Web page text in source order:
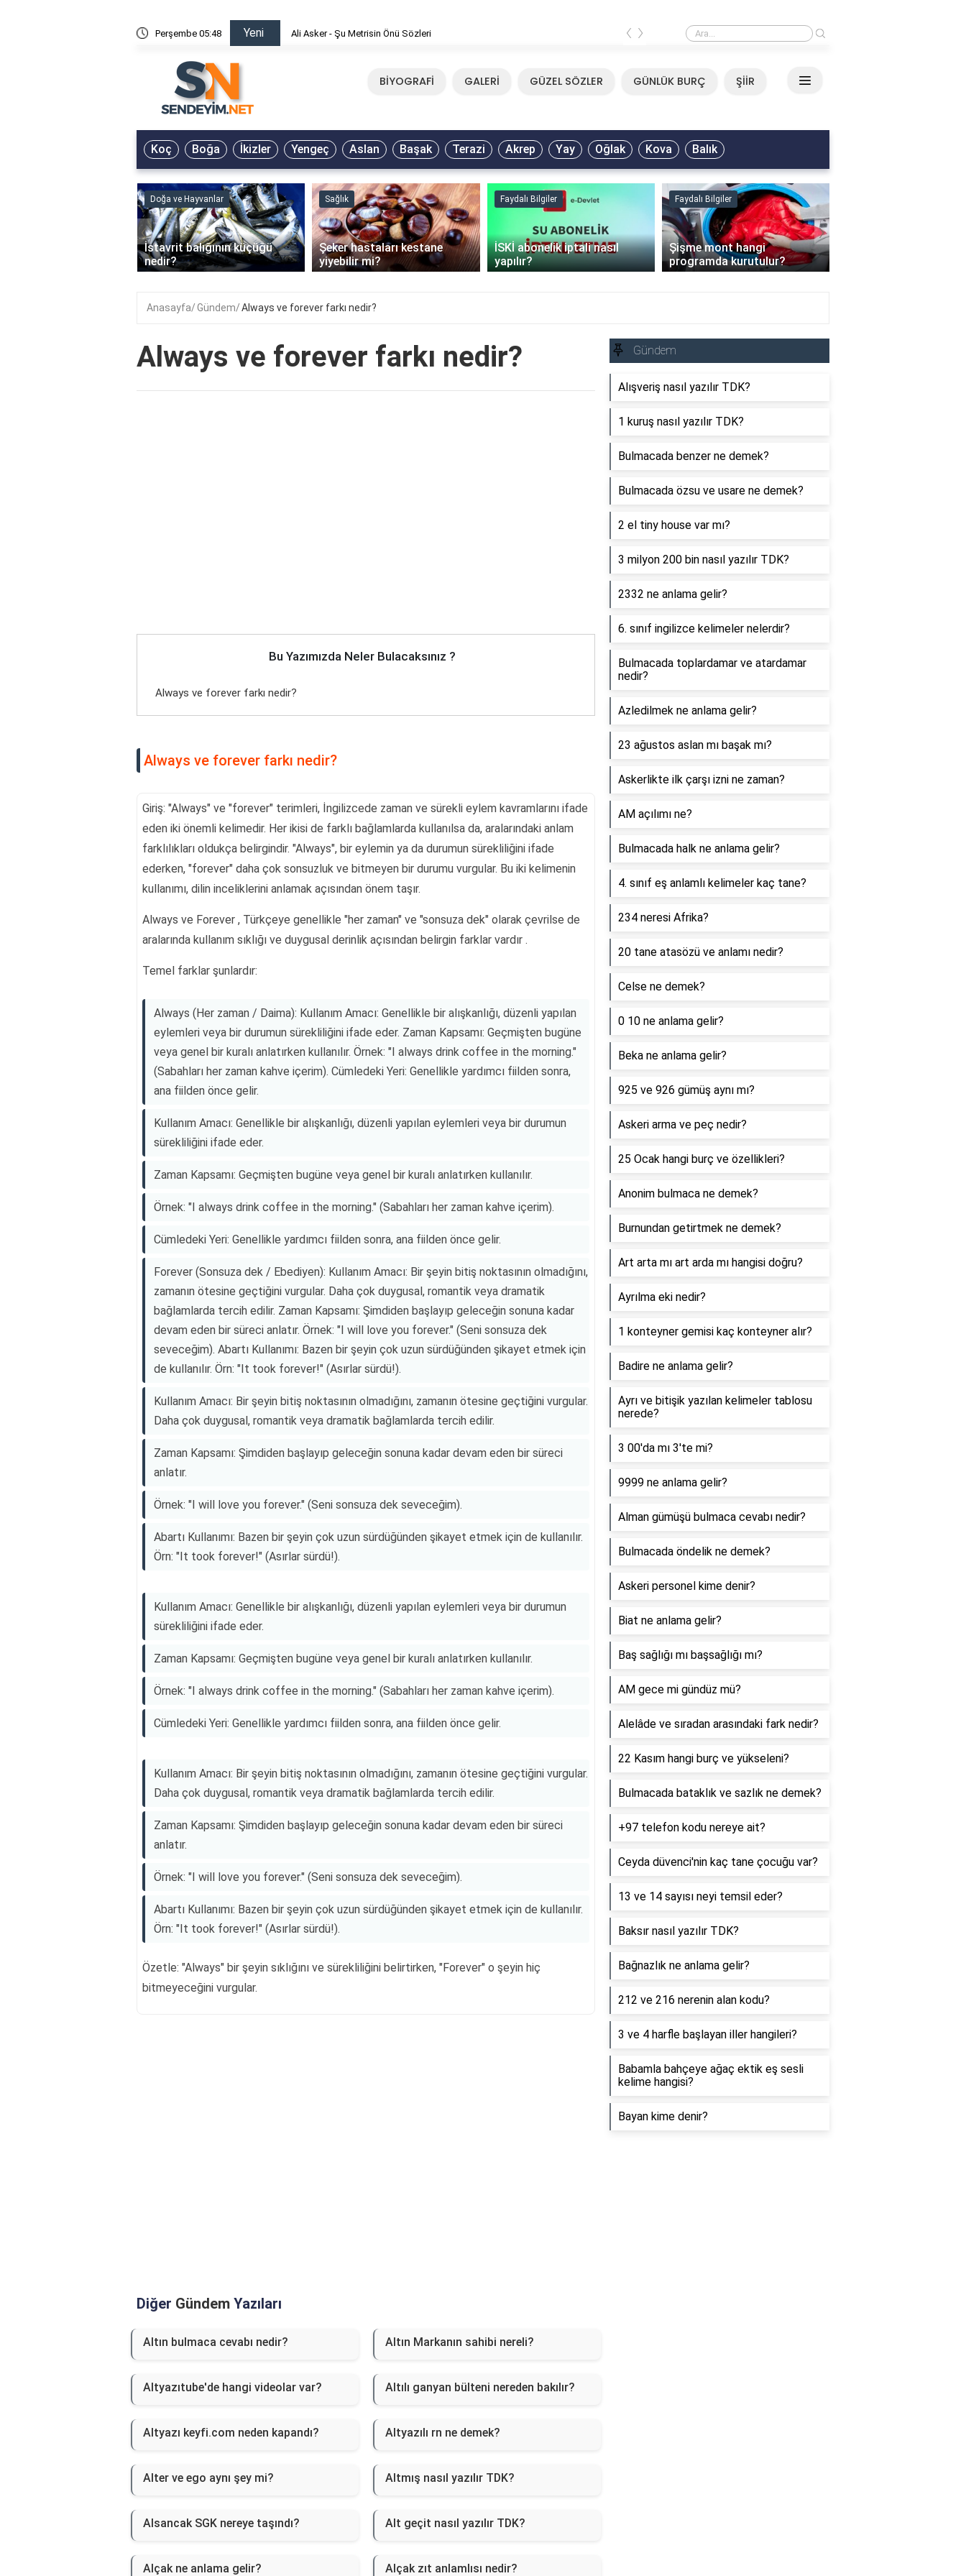
Perşembe 05:48 Yeni Ali Asker - Şu Metrisin Önü Sözleri Mirkelam - Tavla Sözleri
‹ ›
BİYOGRAFİ GALERİ GÜZEL SÖZLER GÜNLÜK BURÇ ŞİİR
Koç Boğa İkizler Yengeç Aslan Başak Terazi Akrep Yay Oğlak Kova Balık
Doğa ve Hayvanlar
İstavrit balığının küçüğü
nedir?
Sağlık
Şeker hastaları kestane
yiyebilir mi?
Faydalı Bilgiler
İSKİ abonelik iptali nasıl
yapılır?
Faydalı Bilgiler
Şişme mont hangi
programda kurutulur?
‹ ›
Anasayfa Gündem Always ve forever farkı nedir?
Always ve forever farkı nedir?
Bu Yazımızda Neler Bulacaksınız ?
Always ve forever farkı nedir?
Always ve forever farkı nedir?
Giriş: "Always" ve "forever" terimleri, İngilizcede zaman ve sürekli eylem kavramlarını ifade
eden iki önemli kelimedir. Her ikisi de farklı bağlamlarda kullanılsa da, aralarındaki anlam
farklılıkları oldukça belirgindir. "Always", bir eylemin ya da durumun sürekliliğini ifade
ederken, "forever" daha çok sonsuzluk ve bitmeyen bir durumu vurgular. Bu iki kelimenin
kullanımı, dilin inceliklerini anlamak açısından önem taşır.
Always ve Forever , Türkçeye genellikle "her zaman" ve "sonsuza dek" olarak çevrilse de
aralarında kullanım sıklığı ve duygusal derinlik açısından belirgin farklar vardır .
Temel farklar şunlardır:
Always (Her zaman / Daima): Kullanım Amacı: Genellikle bir alışkanlığı, düzenli yapılan
eylemleri veya bir durumun sürekliliğini ifade eder. Zaman Kapsamı: Geçmişten bugüne
veya genel bir kuralı anlatırken kullanılır. Örnek: "I always drink coffee in the morning."
(Sabahları her zaman kahve içerim). Cümledeki Yeri: Genellikle yardımcı fiilden sonra,
ana fiilden önce gelir.
Kullanım Amacı: Genellikle bir alışkanlığı, düzenli yapılan eylemleri veya bir durumun
sürekliliğini ifade eder.
Zaman Kapsamı: Geçmişten bugüne veya genel bir kuralı anlatırken kullanılır.
Örnek: "I always drink coffee in the morning." (Sabahları her zaman kahve içerim).
Cümledeki Yeri: Genellikle yardımcı fiilden sonra, ana fiilden önce gelir.
Forever (Sonsuza dek / Ebediyen): Kullanım Amacı: Bir şeyin bitiş noktasının olmadığını,
zamanın ötesine geçtiğini vurgular. Daha çok duygusal, romantik veya dramatik
bağlamlarda tercih edilir. Zaman Kapsamı: Şimdiden başlayıp geleceğin sonuna kadar
devam eden bir süreci anlatır. Örnek: "I will love you forever." (Seni sonsuza dek
seveceğim). Abartı Kullanımı: Bazen bir şeyin çok uzun sürdüğünden şikayet etmek için
de kullanılır. Örn: "It took forever!" (Asırlar sürdü!).
Kullanım Amacı: Bir şeyin bitiş noktasının olmadığını, zamanın ötesine geçtiğini vurgular.
Daha çok duygusal, romantik veya dramatik bağlamlarda tercih edilir.
Zaman Kapsamı: Şimdiden başlayıp geleceğin sonuna kadar devam eden bir süreci
anlatır.
Örnek: "I will love you forever." (Seni sonsuza dek seveceğim).
Abartı Kullanımı: Bazen bir şeyin çok uzun sürdüğünden şikayet etmek için de kullanılır.
Örn: "It took forever!" (Asırlar sürdü!).
Kullanım Amacı: Genellikle bir alışkanlığı, düzenli yapılan eylemleri veya bir durumun
sürekliliğini ifade eder.
Zaman Kapsamı: Geçmişten bugüne veya genel bir kuralı anlatırken kullanılır.
Örnek: "I always drink coffee in the morning." (Sabahları her zaman kahve içerim).
Cümledeki Yeri: Genellikle yardımcı fiilden sonra, ana fiilden önce gelir.
Kullanım Amacı: Bir şeyin bitiş noktasının olmadığını, zamanın ötesine geçtiğini vurgular.
Daha çok duygusal, romantik veya dramatik bağlamlarda tercih edilir.
Zaman Kapsamı: Şimdiden başlayıp geleceğin sonuna kadar devam eden bir süreci
anlatır.
Örnek: "I will love you forever." (Seni sonsuza dek seveceğim).
Abartı Kullanımı: Bazen bir şeyin çok uzun sürdüğünden şikayet etmek için de kullanılır.
Örn: "It took forever!" (Asırlar sürdü!).
Özetle: "Always" bir şeyin sıklığını ve sürekliliğini belirtirken, "Forever" o şeyin hiç
bitmeyeceğini vurgular.
Diğer Gündem Yazıları
Altın bulmaca cevabı nedir? Altın Markanın sahibi nereli?
Altyazıtube'de hangi videolar var? Altılı ganyan bülteni nereden bakılır?
Altyazı keyfi.com neden kapandı? Altyazılı rn ne demek?
Alter ve ego aynı şey mi? Altmış nasıl yazılır TDK?
Alsancak SGK nereye taşındı? Alt geçit nasıl yazılır TDK?
Alçak ne anlama gelir? Alçak zıt anlamlısı nedir?
Gündem
Alışveriş nasıl yazılır TDK?
1 kuruş nasıl yazılır TDK?
Bulmacada benzer ne demek?
Bulmacada özsu ve usare ne demek?
2 el tiny house var mı?
3 milyon 200 bin nasıl yazılır TDK?
2332 ne anlama gelir?
6. sınıf ingilizce kelimeler nelerdir?
Bulmacada toplardamar ve atardamar
nedir?
Azledilmek ne anlama gelir?
23 ağustos aslan mı başak mı?
Askerlikte ilk çarşı izni ne zaman?
AM açılımı ne?
Bulmacada halk ne anlama gelir?
4. sınıf eş anlamlı kelimeler kaç tane?
234 neresi Afrika?
20 tane atasözü ve anlamı nedir?
Celse ne demek?
0 10 ne anlama gelir?
Beka ne anlama gelir?
925 ve 926 gümüş aynı mı?
Askeri arma ve peç nedir?
25 Ocak hangi burç ve özellikleri?
Anonim bulmaca ne demek?
Burnundan getirtmek ne demek?
Art arta mı art arda mı hangisi doğru?
Ayrılma eki nedir?
1 konteyner gemisi kaç konteyner alır?
Badire ne anlama gelir?
Ayrı ve bitişik yazılan kelimeler tablosu
nerede?
3 00'da mı 3'te mi?
9999 ne anlama gelir?
Alman gümüşü bulmaca cevabı nedir?
Bulmacada öndelik ne demek?
Askeri personel kime denir?
Biat ne anlama gelir?
Baş sağlığı mı başsağlığı mı?
AM gece mi gündüz mü?
Alelâde ve sıradan arasındaki fark nedir?
22 Kasım hangi burç ve yükseleni?
Bulmacada bataklık ve sazlık ne demek?
+97 telefon kodu nereye ait?
Ceyda düvenci'nin kaç tane çocuğu var?
13 ve 14 sayısı neyi temsil eder?
Baksır nasıl yazılır TDK?
Bağnazlık ne anlama gelir?
212 ve 216 nerenin alan kodu?
3 ve 4 harfle başlayan iller hangileri?
Babamla bahçeye ağaç ektik eş sesli
kelime hangisi?
Bayan kime denir?